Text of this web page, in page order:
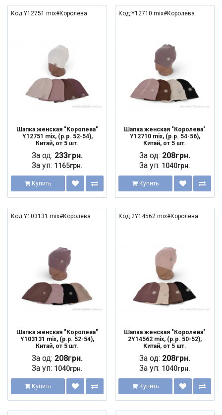
Код:Y12751 mix#Королева
Шапка женская "Королева"
Y12751 mix, (р.р. 52-54),
Китай, от 5 шт.
За од: 233грн.
За уп: 1165грн.
Купить
Код:Y12710 mix#Королева
Шапка женская "Королева"
Y12710 mix, (р.р. 54-56),
Китай, от 5 шт.
За од: 208грн.
За уп: 1040грн.
Купить
Код:Y103131 mix#Королева
Шапка женская "Королева"
Y103131 mix, (р.р. 52-54),
Китай, от 5 шт.
За од: 208грн.
За уп: 1040грн.
Купить
Код:2Y14562 mix#Королева
Шапка женская "Королева"
2Y14562 mix, (р.р. 50-52),
Китай, от 5 шт.
За од: 208грн.
За уп: 1040грн.
Купить